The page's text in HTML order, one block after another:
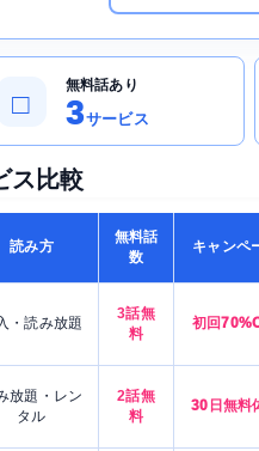
□
無料話あり
3サービス
ス比較
読み方
無料話
数
キャンペ
・読み放題
3話無
料
初回
放題・レン
タル
2話無
料
30日無料